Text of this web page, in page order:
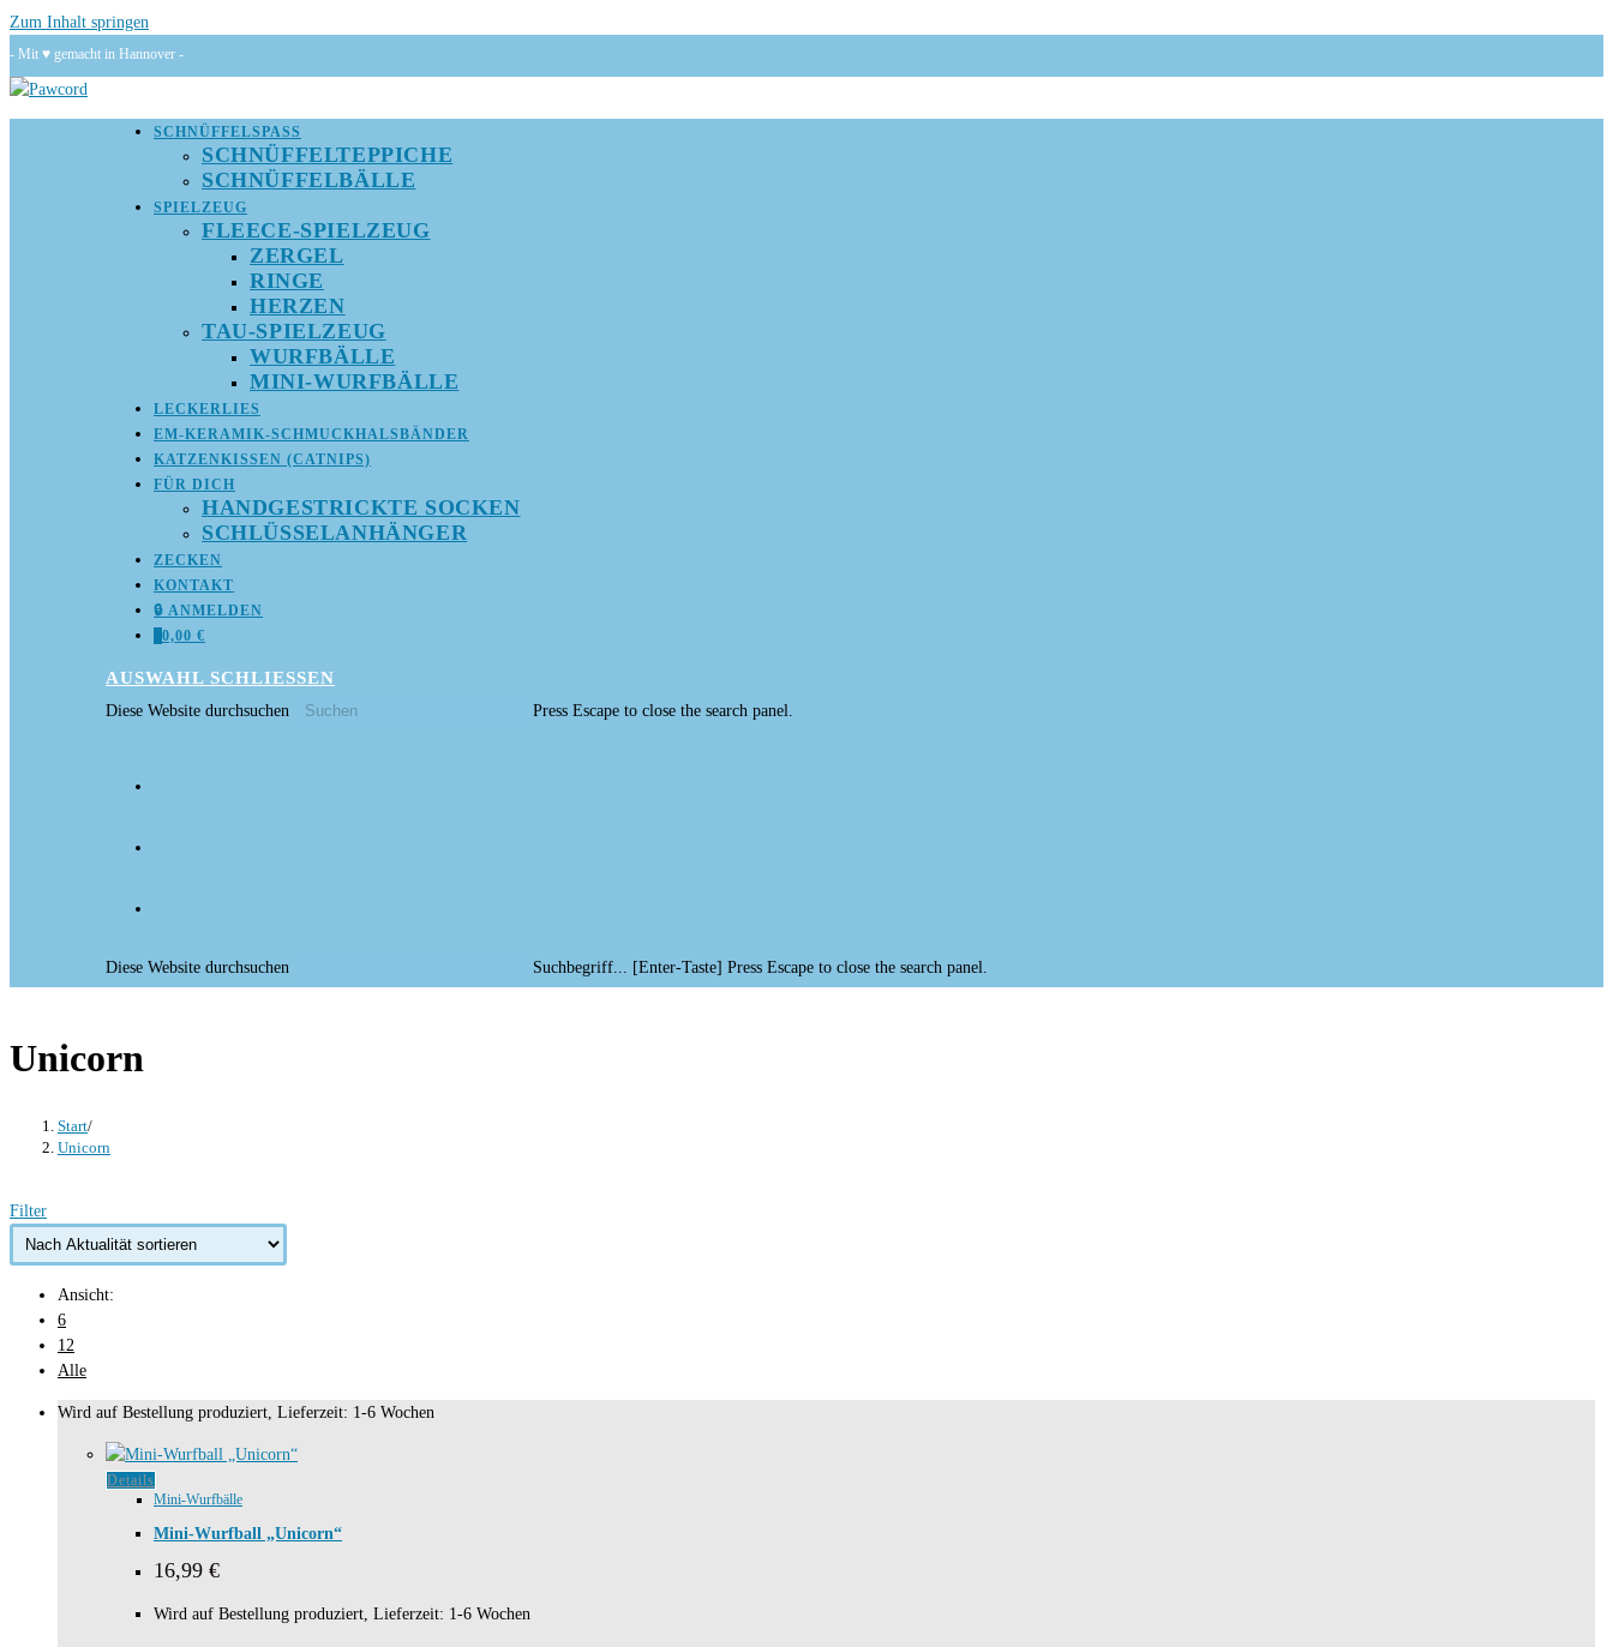
Zum Inhalt springen
- Mit ♥ gemacht in Hannover -
SCHNÜFFELSPASS
SCHNÜFFELTEPPICHE
SCHNÜFFELBÄLLE
SPIELZEUG
FLEECE-SPIELZEUG
ZERGEL
RINGE
HERZEN
TAU-SPIELZEUG
WURFBÄLLE
MINI-WURFBÄLLE
LECKERLIES
EM-KERAMIK-SCHMUCKHALSBÄNDER
KATZENKISSEN (CATNIPS)
FÜR DICH
HANDGESTRICKTE SOCKEN
SCHLÜSSELANHÄNGER
ZECKEN
KONTAKT
🔒 ANMELDEN
0,00 €
AUSWAHL SCHLIESSEN
Diese Website durchsuchen Press Escape to close the search panel.
Diese Website durchsuchen Suchbegriff... [Enter-Taste] Press Escape to close the search panel.
Unicorn
Start/
Unicorn
Filter
Ansicht:
6
12
Alle
Wird auf Bestellung produziert, Lieferzeit: 1-6 Wochen
Details
Mini-Wurfbälle
Mini-Wurfball „Unicorn“
16,99 €
Wird auf Bestellung produziert, Lieferzeit: 1-6 Wochen